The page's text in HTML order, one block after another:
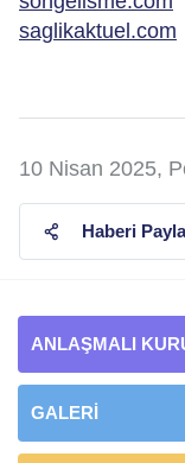
saglikaktuel.com
10 Nisan 2025,
Haberi
ANLAŞMALI
GALERİ